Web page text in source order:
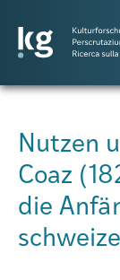
Atlas GR
Projekte
Nutzen
Coaz
die